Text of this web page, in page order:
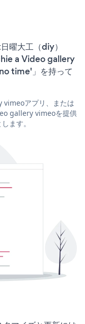
曜大工（diy）
a Video gallery
time'」を持って
vimeoアプリ、または
gallery vimeoを提供
ます。